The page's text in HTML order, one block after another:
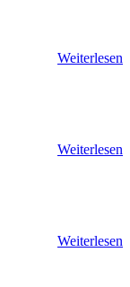
Weiterlesen
Weiterlesen
Weiterlesen